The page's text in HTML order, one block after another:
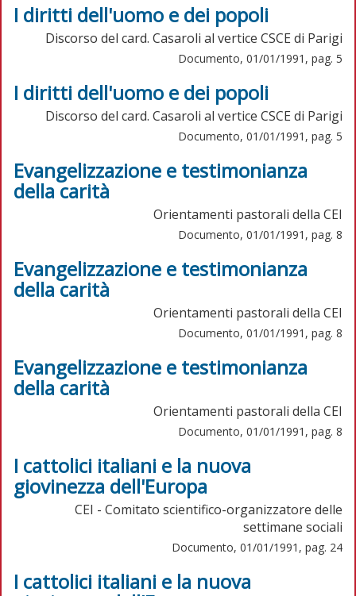
I diritti dell'uomo e dei popoli
Discorso del card. Casaroli al vertice CSCE di Parigi
Documento, 01/01/1991, pag. 5
I diritti dell'uomo e dei popoli
Discorso del card. Casaroli al vertice CSCE di Parigi
Documento, 01/01/1991, pag. 5
Evangelizzazione e testimonianza
della carità
Orientamenti pastorali della CEI
Documento, 01/01/1991, pag. 8
Evangelizzazione e testimonianza
della carità
Orientamenti pastorali della CEI
Documento, 01/01/1991, pag. 8
Evangelizzazione e testimonianza
della carità
Orientamenti pastorali della CEI
Documento, 01/01/1991, pag. 8
I cattolici italiani e la nuova
giovinezza dell'Europa
CEI - Comitato scientifico-organizzatore delle
settimane sociali
Documento, 01/01/1991, pag. 24
I cattolici italiani e la nuova